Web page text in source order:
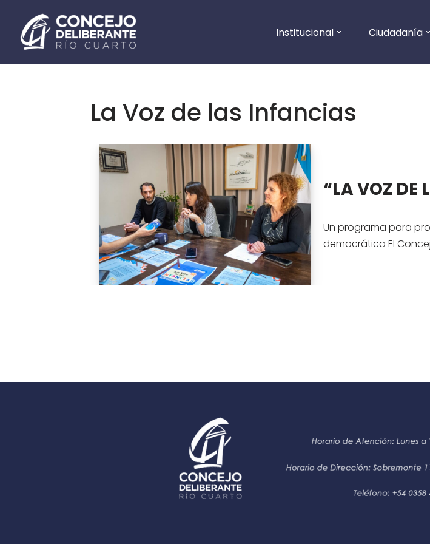
contenido
Institucional Ciudadanía
La Voz de las Infancias
“LA VOZ DE
Un programa para
democrática El